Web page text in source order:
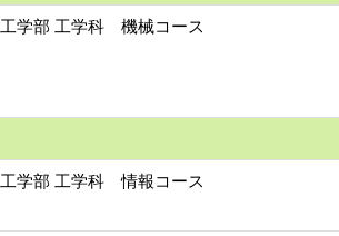
工学部 工学科 機械コース
工学部 工学科 情報コース